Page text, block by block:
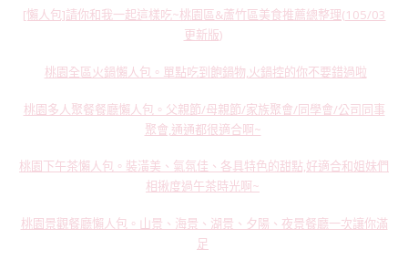
[懶人包]請你和我一起這樣吃~桃園區&蘆竹區美食推薦總整理(105/03
更新版)
桃園全區火鍋懶人包。單點吃到飽鍋物,火鍋控的你不要錯過啦
桃園多人聚餐餐廳懶人包。父親節/母親節/家族聚會/同學會/公司同事
聚會,通通都很適合啊~
桃園下午茶懶人包。裝潢美、氣氛佳、各具特色的甜點,好適合和姐妹們
相揪度過午茶時光啊~
桃園景觀餐廳懶人包。山景、海景、湖景、夕陽、夜景餐廳一次讓你滿
足